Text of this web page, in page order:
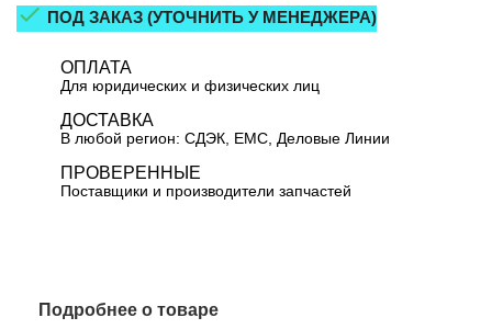
 ПОД ЗАКАЗ (УТОЧНИТЬ У МЕНЕДЖЕРА)
ОПЛАТА
Для юридических и физических лиц
ДОСТАВКА
В любой регион: СДЭК, ЕМС, Деловые Линии
ПРОВЕРЕННЫЕ
Поставщики и производители запчастей
Подробнее о товаре